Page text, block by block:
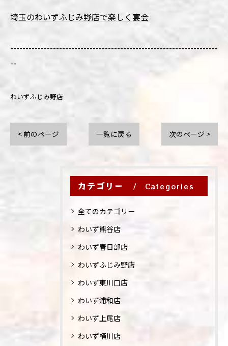
埼玉のわいずふじみ野店で楽しく宴会
--------------------------------------------------------------------
--
わいずふじみ野店
< 前のページ 一覧に戻る 次のページ >
カテゴリー Categories
全てのカテゴリー
わいず熊谷店
わいず春日部店
わいずふじみ野店
わいず東川口店
わいず浦和店
わいず上尾店
わいず桶川店